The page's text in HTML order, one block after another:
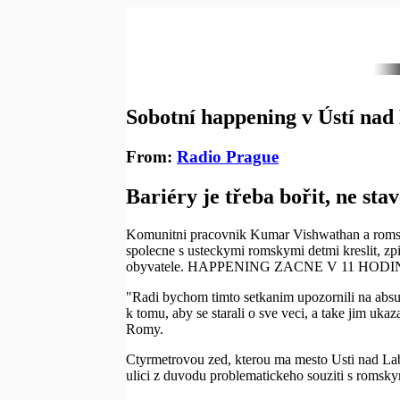
Sobotní happening v Ústí
From: Radio Prague
Bariéry je třeba bořit, ne
Komunitni pracovnik Kumar Vishwathan a
spolecne s usteckymi romskymi detmi kreslit,
obyvatele. HAPPENING ZACNE V 11
"Radi bychom timto setkanim upozornili na
k tomu, aby se starali o sve veci, a take jim
Romy.
Ctyrmetrovou zed, kterou ma mesto Usti nad
ulici z duvodu problematickeho souziti s